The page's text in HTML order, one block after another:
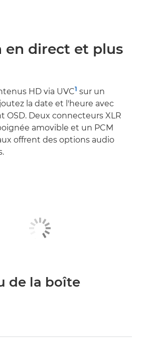
en direct et plus
HD via UVC1 sur un
la date et l'heure avec
OSD. Deux connecteurs XLR
amovible et un PCM
offrent des options audio
de la boîte